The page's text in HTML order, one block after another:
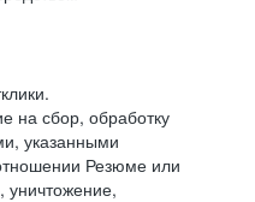
на сбор, обработку
указанными
Резюме или
уничтожение,